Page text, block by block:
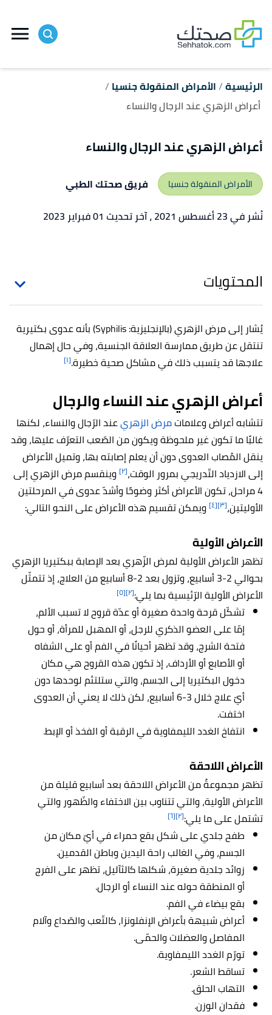
الرئيسية الأمراض المنقولة جنسيا
أعراض الزهري عند الرجال والنساء
أعراض الزهري عند الرجال والنساء
الأمراض المنقولة جنسيا
فريق صحتك الطبي
نُشر في 23 أغسطس 2021
، آخر تحديث 01 فبراير 2023
المحتويات
يُشار إلى مرض الزهري (بالإنجليزية: Syphilis) بأنه عدوى بكتيرية
تنتقل عن طريق ممارسة العلاقة الجنسية، وفي حال إهمال
علاجها قد يتسبب ذلك في مشاكل صحية خطيرة.[١]
أعراض الزهري عند النساء والرجال
تتشابه أعراض وعلاماتمرض الزهريعند الرّجال والنساء، لكنها
غالبًا ما تكون غير ملحوظة ويكون من الصّعب التعرّف عليها، وقد
ينقل المُصاب العدوى دون أن يعلم إصابته بها، وتميل الأعراض
إلى الازدياد التّدريجي بمرور الوقت،[٢]
وينقسم مرض الزهري إلى
4 مراحل، تكون الأعراض أكثر وضوحًا وأشدّ عدوى في المرحلتين
الأوليتين،[٣] [٤] ويمكن تقسيم هذه الأعراض على النحو التالي:
الأعراض الأولية
تظهر الأعراض الأولية لمرض الزّهري بعد الإصابة ببكتيريا الزهري
بحوالي 2-3 أسابيع، وتزول بعد 2-8 أسابيع من العلاج، إذ تتمثّل
الأعراض الأولية الرّئيسية بما يلي:[٢] [٥]
تشكّل قرحة واحدة صغيرة أو عدّة قروح لا تسبب الألم،
إمّا على العضو الذكري للرجل، أو المهبل للمرأة، أو حول
فتحة الشرج، وقد تظهر أحيانًا في الفم أو على الشفاه
أو الأصابع أو الأرداف، إذ تكون هذه القروح هي مكان
دخول البكتيريا إلى الجسم، والتي ستلتئم لوحدها دون
أيّ علاج خلال 3-6 أسابيع، لكن ذلك لا يعني أن العدوى
اختفت.
انتفاخ الغدد الليمفاوية في الرقبة أو الفخذ أو الإبط.
الأعراض اللاحقة
تظهر مجموعةٌ من الأعراض اللاحقة بعد أسابيع قليلة من
الأعراض الأولية، والتي تتناوب بين الاختفاء والظّهور والتي
تشتمل على ما يلي:[٢] [٦]
طفح جلدي على شكل بقع حمراء في أيّ مكان من
الجسم، وفي الغالب راحة اليدين وباطن القدمين.
زوائد جلدية صغيرة، شكلها كالثآليل، تظهر على الفرج
أو المنطقة حوله عند النساء أو الرجال.
بقع بيضاء في الفم.
أعراض شبيهة بأعراض الإنفلونزا، كالتّعب والصّداع وآلام
المفاصل والعضلات والحمّى.
تورّم الغدد الليمفاوية.
تساقط الشعر.
التهاب الحلق.
فقدان الوزن.